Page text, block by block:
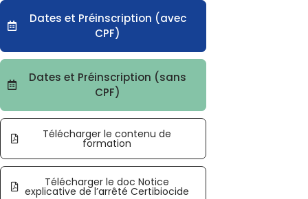
Dates et Préinscription (avec
CPF)
Dates et Préinscription (sans
CPF)
Télécharger le contenu de
formation
Télécharger le doc Notice
explicative de l’arrêté Certibiocide